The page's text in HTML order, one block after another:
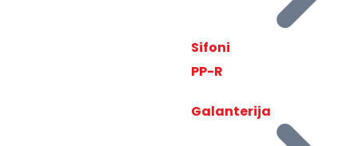
Sifoni
PP-R
Galanterija